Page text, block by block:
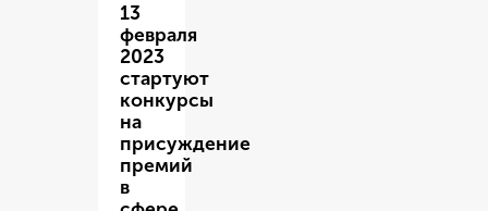
13
февраля
2023
стартуют
конкурсы
на
присуждение
премий
в